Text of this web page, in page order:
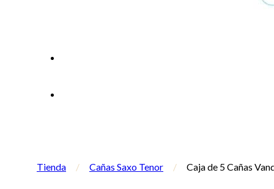
Tienda / Cañas Saxo Tenor / Caja de 5 Cañas